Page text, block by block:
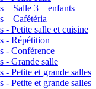
– Salle 3 – enfants
– Cafétéria
- Petite salle et cuisine
- Répétition
- Conférence
- Grande salle
- Petite et grande salles
- Petite et grande salles